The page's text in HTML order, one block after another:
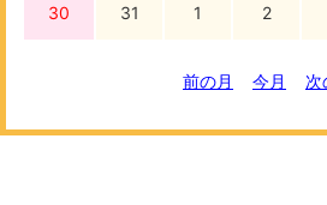
30 31 1 2
前の月 今月 次